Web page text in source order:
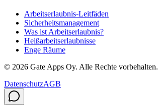
Arbeitserlaubnis-Leitfäden
Sicherheitsmanagement
Was ist Arbeitserlaubnis?
Heißarbeitserlaubnisse
Enge Räume
© 2026 Gate Apps Oy. Alle Rechte vorbehalten.
DatenschutzAGB